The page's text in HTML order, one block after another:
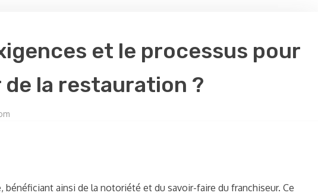
et le processus pour
la restauration ?
ainsi de la notoriété et du savoir-faire du franchiseur. Ce